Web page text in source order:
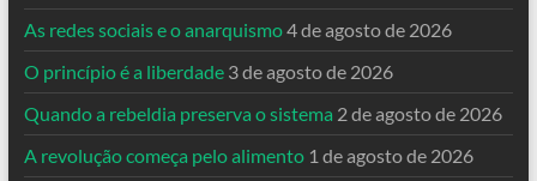
As redes sociais e o anarquismo4 de agosto de 2026
O princípio é a liberdade 3 de agosto de 2026
Quando a rebeldia preserva o sistema 2 de agosto de 2026
A revolução começa pelo alimento 1 de agosto de 2026